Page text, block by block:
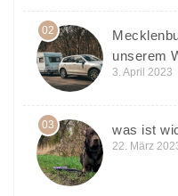
02
unserem
3. April 2023
03 was ist
22. März